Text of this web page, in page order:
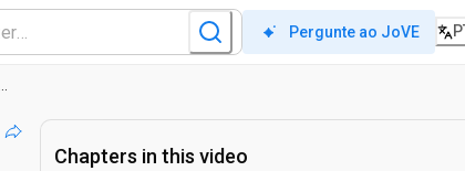
Pergunte ao JoVE
Chapters in this video